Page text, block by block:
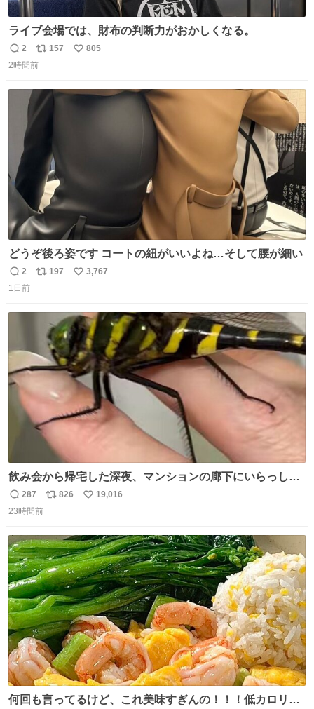
ライブ会場では、財布の判断力がおかしくなる。
返
信
2
リ
ポ
ト
数
157
い
805
2時間前
どうぞ後ろ姿です コートの紐がいいよね…そして腰が細い
返
信
2
リ
197
い
数
3,767
1日前
飲み会から帰宅した深夜、マンションの廊下にいらっしゃ
ったオニヤンマ様 まさかこんな都会でお会いできるなんて
思っておらず大興奮しております かっこよすぎる 指を差し
たが、飛ばないということは弱っていらっしゃるのでしょ
うか…素敵すぎる
返
信
287
リ
ト
数
826
い
数
19,016
23時間前
何回も言ってるけど、これ美味すぎんの！！！低カロリー